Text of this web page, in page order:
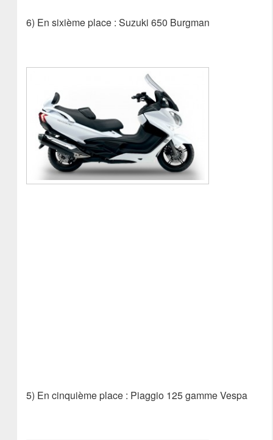
6) En sixième place : Suzuki 650 Burgman
5) En cinquième place : Piaggio 125 gamme Vespa